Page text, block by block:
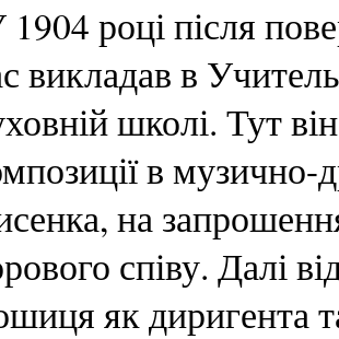
році після
викладав в
школі. Тут
в
на
співу. Далі
як диригента